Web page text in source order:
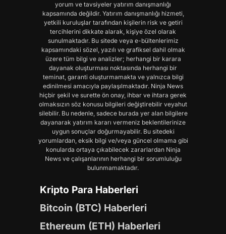
yorum ve tavsiyeler yatırım danışmanlığı
kapsamında değildir. Yatırım danışmanlığı hizmeti,
yetkili kuruluşlar tarafından kişilerin risk ve getiri
tercihlerini dikkate alarak, kişiye özel olarak
sunulmaktadır. Bu sitede veya e-bültenlerimiz
kapsamındaki sözel, yazılı ve grafiksel dahil olmak
üzere tüm bilgi ve analizler; herhangi bir karara
dayanak oluşturması noktasında herhangi bir
teminat, garanti oluşturmamakta ve yalnızca bilgi
edinilmesi amacıyla paylaşılmaktadır. Ninja News
hiçbir şekil ve surette ön onay, ihbar ve ihtara gerek
olmaksızın söz konusu bilgileri değiştirebilir veyahut
silebilir. Bu nedenle, sadece burada yer alan bilgilere
dayanarak yatırım kararı vermeniz beklentilerinize
uygun sonuçlar doğurmayabilir. Bu sitedeki
yorumlardan, eksik bilgi ve/veya güncel olmama gibi
konularda ortaya çıkabilecek zararlardan Ninja
News ve çalışanlarının herhangi bir sorumluluğu
bulunmamaktadır.
Kripto Para Haberleri
Bitcoin (BTC) Haberleri
Ethereum (ETH) Haberleri